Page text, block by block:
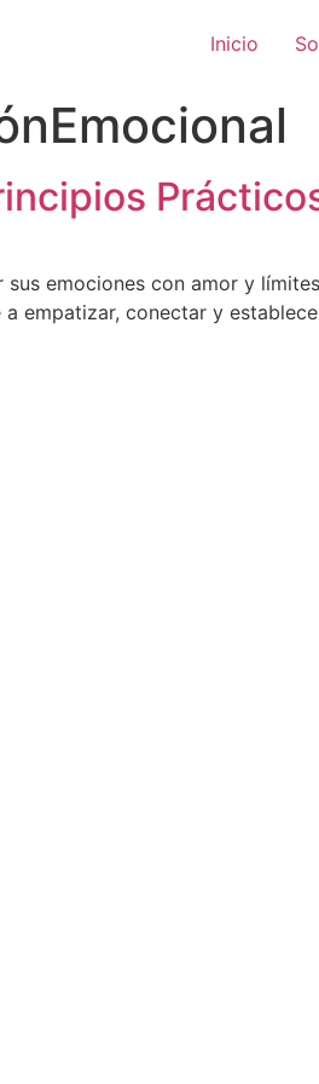
Inicio
emociones con amor y
empatizar, conectar y